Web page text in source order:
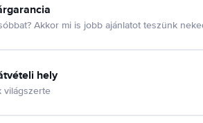
Akkor mi is jobb ajánlatot teszünk
hely
világszerte